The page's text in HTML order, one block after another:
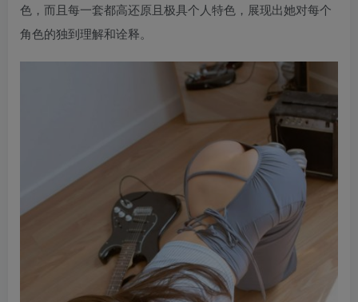
色，而且每一套都高还原且极具个人特色，展现出她对每个
角色的独到理解和诠释。